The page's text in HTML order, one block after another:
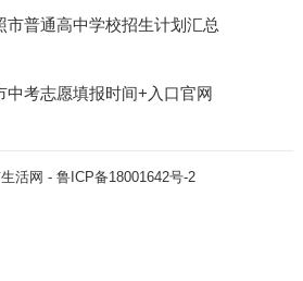
市普通高中学校招生计划汇总
中考志愿填报时间+入口官网
活网 -鲁ICP备18001642号-2